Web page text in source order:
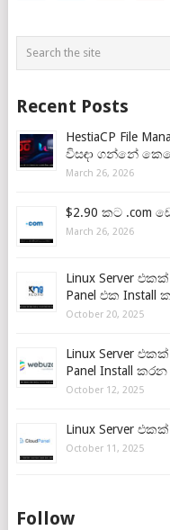
Recent Posts
HestiaCP File
විසඳා ගන්නේ
March 26, 2026
$2.90 කට .com
March 26, 2026
Linux Server එකක්
Panel එක Install
October 20, 2025
Linux Server එකක්
Panel Install
October 12, 2025
Linux Server
October 11, 2025
Follow